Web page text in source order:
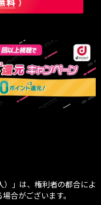
。
れらと密接な関係を有する
います。
く、有償で譲渡することは
び連絡先を確認した上でお
」 は、権利者の都合によ
合がございます。